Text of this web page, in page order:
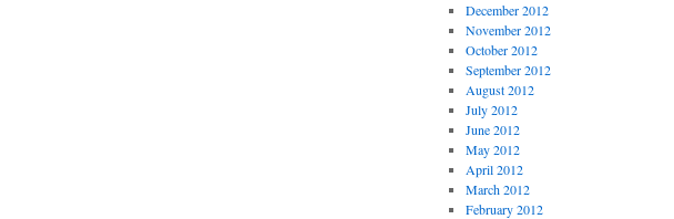
December 2012
November 2012
October 2012
September 2012
August 2012
July 2012
June 2012
May 2012
April 2012
March 2012
February 2012